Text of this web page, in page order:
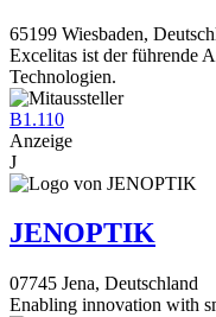
65199 Wiesbaden,
Excelitas ist der führende
Technologien.
B1.110
Anzeige
J
JENOPTIK
07745 Jena, Deutschland
Enabling innovation with